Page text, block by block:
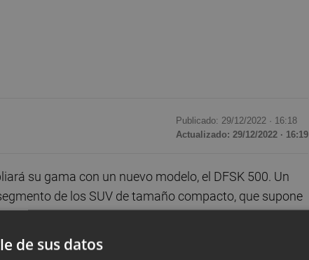
Publicado: 29/12/2022 · 16:18
Actualizado: 29/12/2022 · 16:19
su gama con un nuevo modelo, el DFSK 500. Un
de los SUV de tamaño compacto, que supone
hace con una de las mejores garantías del mercado:
de sus datos